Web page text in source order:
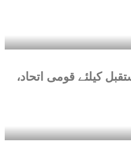
کیلئے قومی اتحاد،